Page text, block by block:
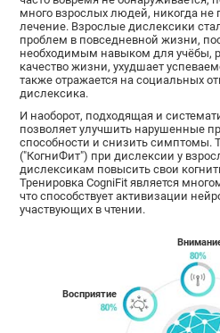
много взрослых людей, никогда не
лечение. Взрослые дислексики
проблем в повседневной жизни,
необходимым навыком для учёбы,
качество жизни, ухудшает
также отражается на социальных
дислексика.
И наоборот, подходящая и
позволяет улучшить нарушенные
способности и снизить симптомы.
("КогниФит") при дислексии у
дислексикам повысить свои
Тренировка CogniFit является
что способствует активизации
участвующих в чтении.
Восприятие